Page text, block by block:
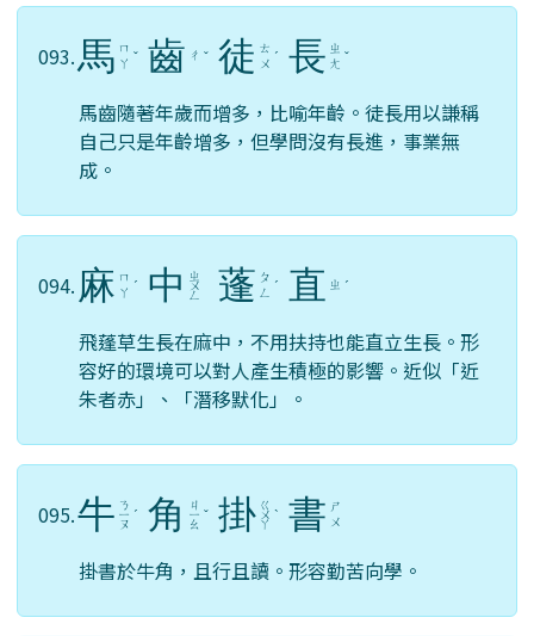
093.馬 ㄇ
ㄚ ˇ 齒 ㄔ ˇ 徒 ㄊ
ㄨ ˊ 長 ㄓ
ㄤ ˇ
馬齒隨著年歲而增多，比喻年齡。徒長用以謙稱
自己只是年齡增多，但學問沒有長進，事業無
成。
094. 麻 ㄇ
ㄚ ˊ 中 ㄓ
ㄨ
ㄥ 蓬 ㄆ
ㄥ
ˊ 直 ㄓ ˊ
飛蓬草生長在麻中，不用扶持也能直立生長。形
容好的環境可以對人產生積極的影響。近似「近
朱者赤」、「潛移默化」。
095.牛 ㄋ
ㄧ
ㄡ
ˊ 角 ㄐ
ㄧ
ㄠ
ˇ 掛 ㄍ
ㄨ
ㄚ
ˋ 書 ㄕ
ㄨ
掛書於牛角，且行且讀。形容勤苦向學。